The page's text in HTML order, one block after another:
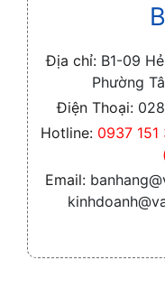
Địa chỉ: B1-09
Phường
Điện Thoại:
Hotline: 0937 151
Email: